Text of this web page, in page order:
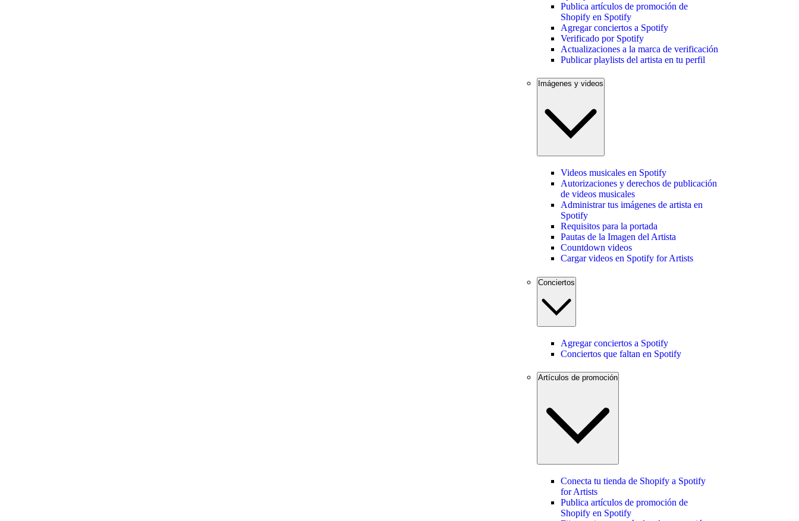
Publica artículos de promoción de
Shopify en Spotify
Agregar conciertos a Spotify
Verificado por Spotify
Actualizaciones a la marca de verificación
Publicar playlists del artista en tu perfil
Imágenes y videos
Videos musicales en Spotify
Autorizaciones y derechos de publicación
de videos musicales
Administrar tus imágenes de artista en
Spotify
Requisitos para la portada
Pautas de la Imagen del Artista
Countdown videos
Cargar videos en Spotify for Artists
Conciertos
Agregar conciertos a Spotify
Conciertos que faltan en Spotify
Artículos de promoción
Conecta tu tienda de Shopify a Spotify
for Artists
Publica artículos de promoción de
Shopify en Spotify